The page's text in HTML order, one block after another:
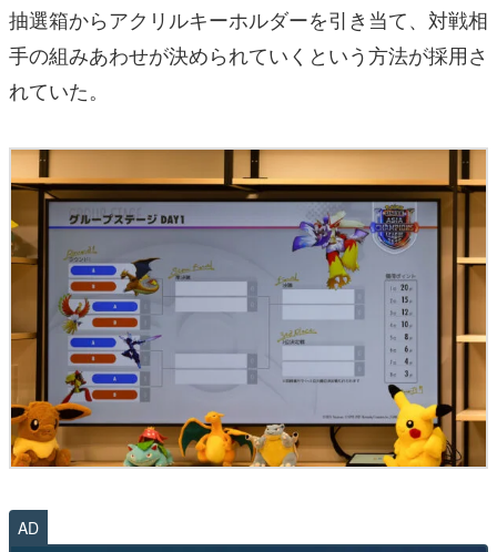
抽選箱からアクリルキーホルダーを引き当て、対戦相
手の組みあわせが決められていくという方法が採用さ
れていた。
AD